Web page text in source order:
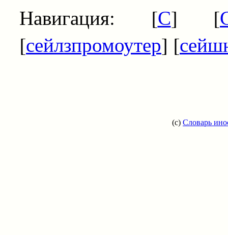
Навигация: [С] [
[сейлзпромоутер] [
(c) Словарь